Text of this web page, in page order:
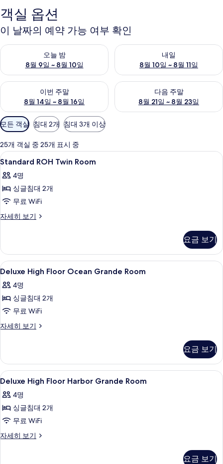
객실 옵션
이 날짜의 예약 가능 여부 확인
오늘 밤
8월 9일 ~ 8월 10일
오늘 밤 예약 가능 여부 확인, 8월 9일 ~ 8월 10일
내일
8월 10일 ~ 8월 11일
내일 예약 가능 여부 확인, 8월
이번 주말
8월 14일 ~ 8월 16일
이번 주말 예약 가능 여부 확인, 8월 14일 ~ 8월 16일
다음 주말
8월 21일 ~ 8월 23일
다음 주말 예약 가능 여부 확인
객
실
에
사
용
가
능
한
터
모든 객실 침대 2개 침대 3개 이상
25개 객실 중 25개 표시 중
Standard
ROH
Twin
Room
사
진
보
기
오리/거위털 이불, 객실 내 금고, 무료
1
Standard ROH Twin Room
4명
싱글침대 2개
무료 WiFi
자세히 보기
Standard
자
세
히
기
요금 보기
Deluxe
High
Floor
Ocean
Grande
Room
모
두
보
기
오리/거위털 이불, 객실 내 금고, 무료
5
Deluxe High Floor Ocean Grande Room
4명
싱글침대 2개
무료 WiFi
자세히 보기
Deluxe
Grande
Room
자
히
보
요금 보기
Deluxe
High
Floor
Harbor
Grande
Room
오리/거위털 이불, 객실 내 금고, 무료
4
Deluxe High Floor Harbor Grande Room
4명
싱글침대 2개
무료 WiFi
자세히 보기
Deluxe
요금 보기